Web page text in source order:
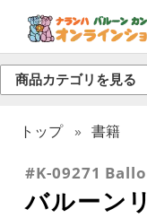
商品カテゴリを見る
トップ 書籍
#K-09271
バルーン